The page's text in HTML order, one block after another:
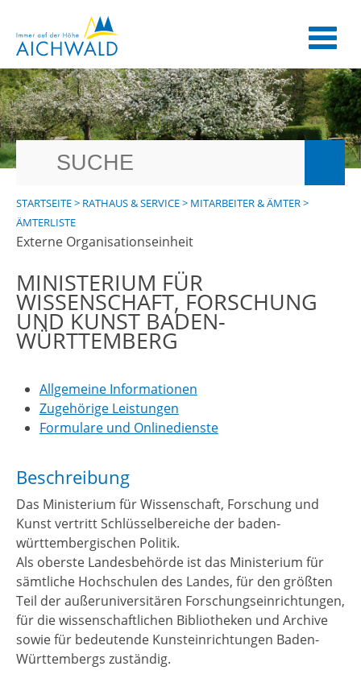
STARTSEITE> RATHAUS & SERVICE> MITARBEITER & ÄMTER>
ÄMTERLISTE
Externe Organisationseinheit
MINISTERIUM FÜR
WISSENSCHAFT, FORSCHUNG
UND KUNST BADEN-
WÜRTTEMBERG
Allgemeine Informationen
Zugehörige Leistungen
Formulare und Onlinedienste
Beschreibung
Das Ministerium für Wissenschaft, Forschung und
Kunst vertritt Schlüsselbereiche der baden-
württembergischen Politik.
Als oberste Landesbehörde ist das Ministerium für
sämtliche Hochschulen des Landes, für den größten
Teil der außeruniversitären Forschungseinrichtungen,
für die wissenschaftlichen Bibliotheken und Archive
sowie für bedeutende Kunsteinrichtungen Baden-
Württembergs zuständig.